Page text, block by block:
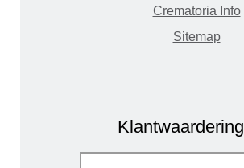
Crematoria Info
Sitemap
Klantwaardering